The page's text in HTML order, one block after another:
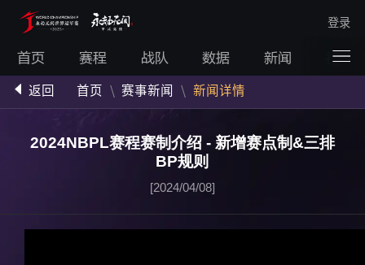
登录
首页 赛程 战队 数据 新闻 视频
返回 首页 \ 赛事新闻 \ 新闻详情
2024NBPL赛程赛制介绍 - 新增赛点制&三排
BP规则
[2024/04/08]